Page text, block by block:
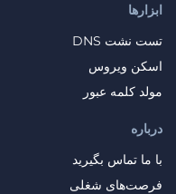
درباره
با ما تماس بگیرید
فرصت‌های شغلی
ابزارها
تست نشت DNS
اسکن ویروس
مولد کلمه عبور